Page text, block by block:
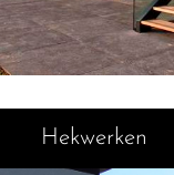
Hekwerken